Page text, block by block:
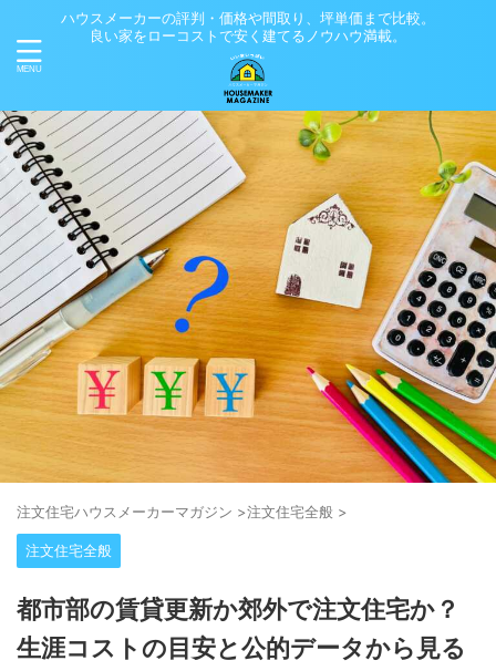
ハウスメーカーの評判・価格や間取り、坪単価まで比較。
良い家をローコストで安く建てるノウハウ満載。
注⽂住宅ハウスメーカーマガジン >注文住宅全般 >
注文住宅全般
都市部の賃貸更新か郊外で注文住宅か？
生涯コストの目安と公的データから見る